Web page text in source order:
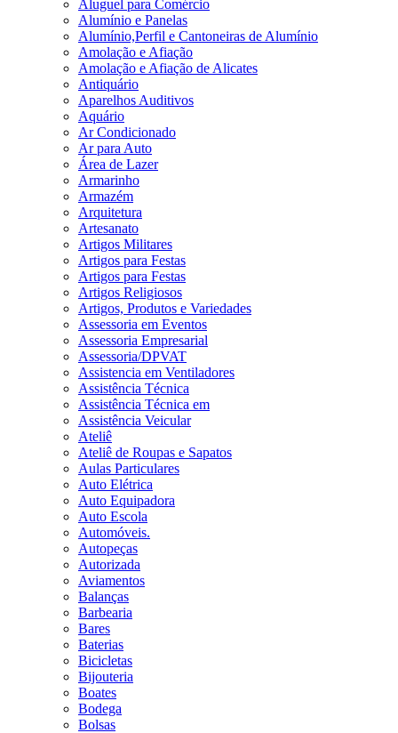
Aluguel para Comércio
Alumínio e Panelas
Alumínio,Perfil e Cantoneiras de Alumínio
Amolação e Afiação
Amolação e Afiação de Alicates
Antiquário
Aparelhos Auditivos
Aquário
Ar Condicionado
Ar para Auto
Área de Lazer
Armarinho
Armazém
Arquitetura
Artesanato
Artigos Militares
Artigos para Festas
Artigos para Festas
Artigos Religiosos
Artigos, Produtos e Variedades
Assessoria em Eventos
Assessoria Empresarial
Assessoria/DPVAT
Assistencia em Ventiladores
Assistência Técnica
Assistência Técnica em
Assistência Veicular
Ateliê
Ateliê de Roupas e Sapatos
Aulas Particulares
Auto Elétrica
Auto Equipadora
Auto Escola
Automóveis.
Autopeças
Autorizada
Aviamentos
Balanças
Barbearia
Bares
Baterias
Bicicletas
Bijouteria
Boates
Bodega
Bolsas